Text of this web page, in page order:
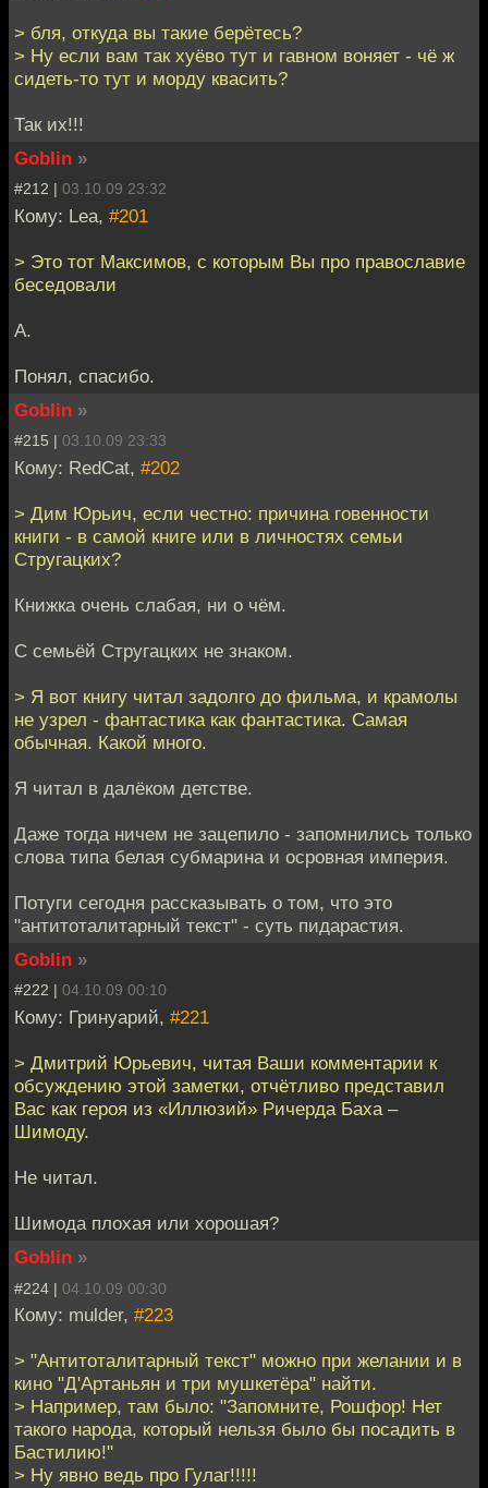
> бля, откуда вы такие берётесь?
> Ну если вам так хуёво тут и гавном воняет - чё ж
сидеть-то тут и морду квасить?
Так их!!!
Goblin »
#212 | 03.10.09 23:32
Кому: Lea, #201
> Это тот Максимов, с которым Вы про православие
беседовали
А.
Понял, спасибо.
Goblin »
#215 | 03.10.09 23:33
Кому: RedCat, #202
> Дим Юрьич, если честно: причина говенности
книги - в самой книге или в личностях семьи
Стругацких?
Книжка очень слабая, ни о чём.
С семьёй Стругацких не знаком.
> Я вот книгу читал задолго до фильма, и крамолы
не узрел - фантастика как фантастика. Самая
обычная. Какой много.
Я читал в далёком детстве.
Даже тогда ничем не зацепило - запомнились только
слова типа белая субмарина и осровная империя.
Потуги сегодня рассказывать о том, что это
"антитоталитарный текст" - суть пидарастия.
Goblin »
#222 | 04.10.09 00:10
Кому: Гринуарий, #221
> Дмитрий Юрьевич, читая Ваши комментарии к
обсуждению этой заметки, отчётливо представил
Вас как героя из «Иллюзий» Ричерда Баха –
Шимоду.
Не читал.
Шимода плохая или хорошая?
Goblin »
#224 | 04.10.09 00:30
Кому: mulder, #223
> "Антитоталитарный текст" можно при желании и в
кино "Д'Артаньян и три мушкетёра" найти.
> Например, там было: "Запомните, Рошфор! Нет
такого народа, который нельзя было бы посадить в
Бастилию!"
> Ну явно ведь про Гулаг!!!!!